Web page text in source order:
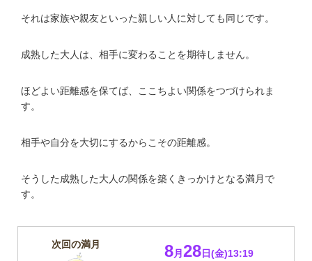
それは家族や親友といった親しい人に対しても同じです。
成熟した大人は、相手に変わることを期待しません。
ほどよい距離感を保てば、ここちよい関係をつづけられま
す。
相手や自分を大切にするからこその距離感。
そうした成熟した大人の関係を築くきっかけとなる満月で
す。
次回の満月 8月 28日(金)13:19